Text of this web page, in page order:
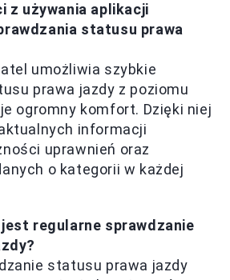
z używania aplikacji
statusu prawa
umożliwia szybkie
prawa jazdy z poziomu
ogromny komfort. Dzięki niej
informacji
uprawnień oraz
o kategorii w każdej
regularne sprawdzanie
statusu prawa jazdy